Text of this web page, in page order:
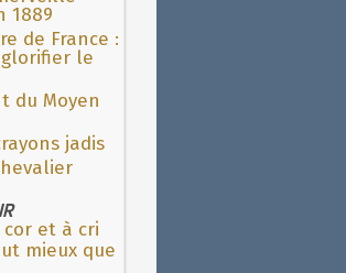
1889
de France :
le
du Moyen
jadis
et à cri
mieux que